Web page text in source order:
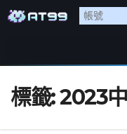
標籤:2023